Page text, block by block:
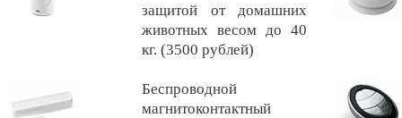
защитой от домашних
животных весом до 40
кг.(3500 рублей)
Беспроводной
магнитоконтактный